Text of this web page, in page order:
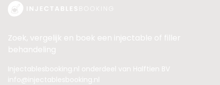
Zoek, vergelijk en boek een injectable of filler
behandeling
Injectablesbooking.nl onderdeel van Halftien BV
info@injectablesbooking.nl